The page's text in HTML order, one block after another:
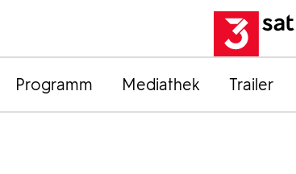
Programm Mediathek Trailer